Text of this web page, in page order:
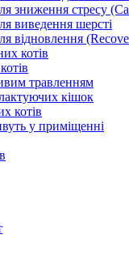
зниження стресу
виведення шерсті
відновлення
котів
травленням
кішок
котів
у приміщенні